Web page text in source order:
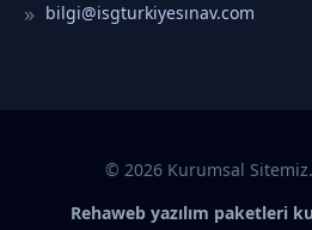
bilgi@isgturkiyesınav.com
© 2026 Kurumsal Sitemiz.
Rehaweb yazılım paketleri